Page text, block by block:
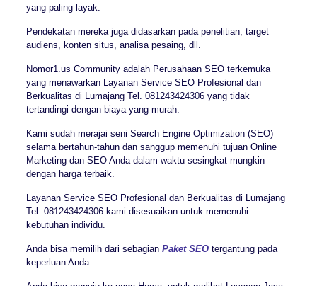
yang paling layak.
Pendekatan mereka juga didasarkan pada penelitian, target
audiens, konten situs, analisa pesaing, dll.
Nomor1.us Community adalah Perusahaan SEO terkemuka
yang menawarkan Layanan Service SEO Profesional dan
Berkualitas di Lumajang Tel. 081243424306 yang tidak
tertandingi dengan biaya yang murah.
Kami sudah merajai seni Search Engine Optimization (SEO)
selama bertahun-tahun dan sanggup memenuhi tujuan Online
Marketing dan SEO Anda dalam waktu sesingkat mungkin
dengan harga terbaik.
Layanan Service SEO Profesional dan Berkualitas di Lumajang
Tel. 081243424306 kami disesuaikan untuk memenuhi
kebutuhan individu.
Anda bisa memilih dari sebagian Paket SEOtergantung pada
keperluan Anda.